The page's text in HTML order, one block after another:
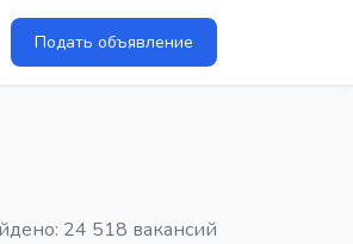
Подать объявление
24 518 вакансий